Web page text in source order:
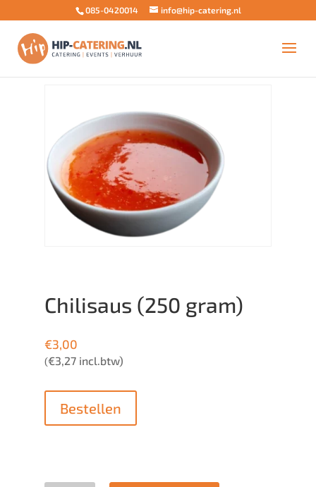
085-0420014 info@hip-catering.nl
Home/Barbecue aanvulling
Chilisaus (250 gram)
€3,00
(€3,27incl.btw)
Bestellen